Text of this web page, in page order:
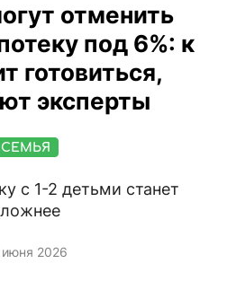
отменить
под 6%: к
готовиться,
эксперты
СЕМЬЯ
с 1-2 детьми станет
2026